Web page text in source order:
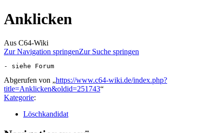
Anklicken
Aus C64-Wiki
Zur Navigation springenZur Suche springen
Abgerufen von „https://www.c64-wiki.de/index.php?
title=Anklicken&oldid=251743“
Kategorie:
Löschkandidat